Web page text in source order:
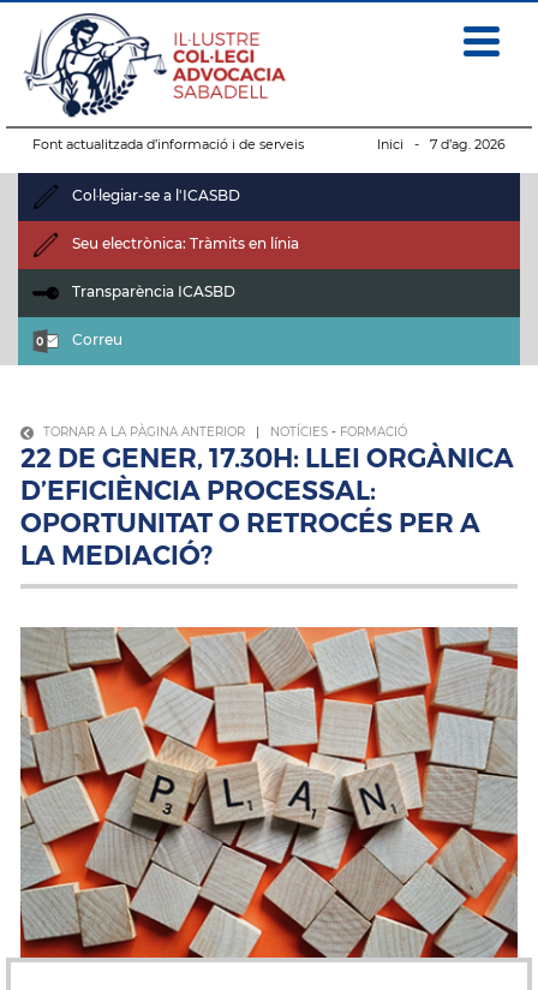
Font actualitzada d’informació i de serveis Inici - 7 d’ag. 2026
Col·legiar-se a l'ICASBD
Seu electrònica: Tràmits en línia
Transparència ICASBD
Correu
TORNAR A LA PÀGINA ANTERIOR | NOTÍCIES - FORMACIÓ
22 DE GENER, 17.30H: LLEI ORGÀNICA
D’EFICIÈNCIA PROCESSAL:
OPORTUNITAT O RETROCÉS PER A
LA MEDIACIÓ?